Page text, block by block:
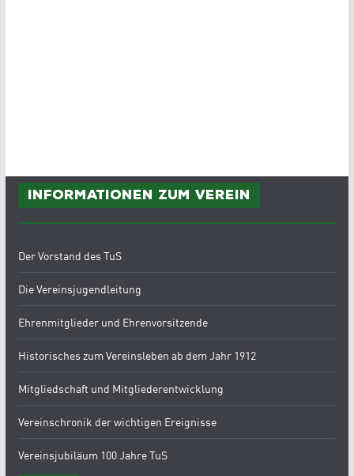
Informationen zum Verein
Der Vorstand des TuS
Die Vereinsjugendleitung
Ehrenmitglieder und Ehrenvorsitzende
Historisches zum Vereinsleben ab dem Jahr 1912
Mitgliedschaft und Mitgliederentwicklung
Vereinschronik der wichtigen Ereignisse
Vereinsjubiläum 100 Jahre TuS